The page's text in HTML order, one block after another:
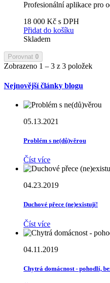
Profesionální aplikace pro
18 000 Kč s DPH
Přidat do košíku
Skladem
Porovnat 0
Zobrazeno 1 – 3 z 3 položek
Nejnovější články blogu
05.13.2021
Problém s ne(dů)věrou
Číst více
04.23.2019
Duchové přece (ne)existují!
Číst více
04.11.2019
Chytrá domácnost - pohodlí,